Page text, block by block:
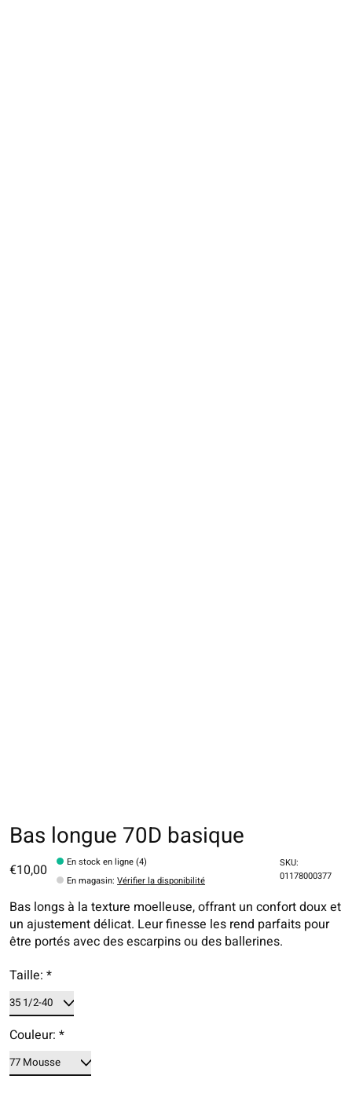
Bas longue 70D basique
€10,00
En stock en ligne (4)
En magasin:Vérifier la disponibilité
SKU:
01178000377
Bas longs à la texture moelleuse, offrant un confort doux et
un ajustement délicat. Leur finesse les rend parfaits pour
être portés avec des escarpins ou des ballerines.
Taille: *
Couleur: *